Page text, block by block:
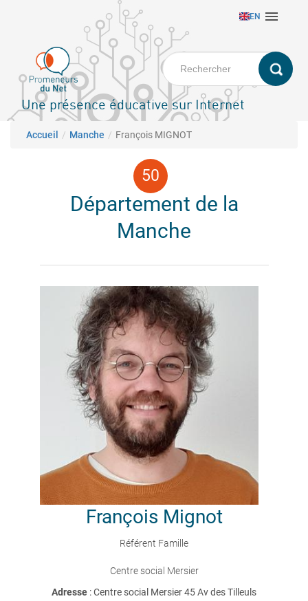
principal
EN 
Une présence éducative sur Internet
Fil d'Ariane
Accueil Manche François MIGNOT
Département de la
Manche
François Mignot
Référent Famille
Centre social Mersier
Adresse : Centre social Mersier 45 Av des Tilleuls